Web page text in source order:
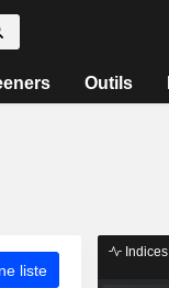
Outils
liste
Indices